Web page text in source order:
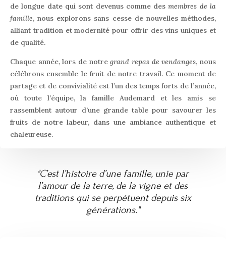
de longue date qui sont devenus comme desmembres de la
famille, nous explorons sans cesse de nouvelles méthodes,
alliant tradition et modernité pour offrir des vins uniques et
de qualité.
Chaque année, lors de notregrand repas de vendanges, nous
célébrons ensemble le fruit de notre travail. Ce moment de
partage et de convivialité est l’un des temps forts de l’année,
où toute l’équipe, la famille Audemard et les amis se
rassemblent autour d’une grande table pour savourer les
fruits de notre labeur, dans une ambiance authentique et
chaleureuse.
"C’est l’histoire d’une famille, unie par
l’amour de la terre, de la vigne et des
traditions qui se perpétuent depuis six
générations."